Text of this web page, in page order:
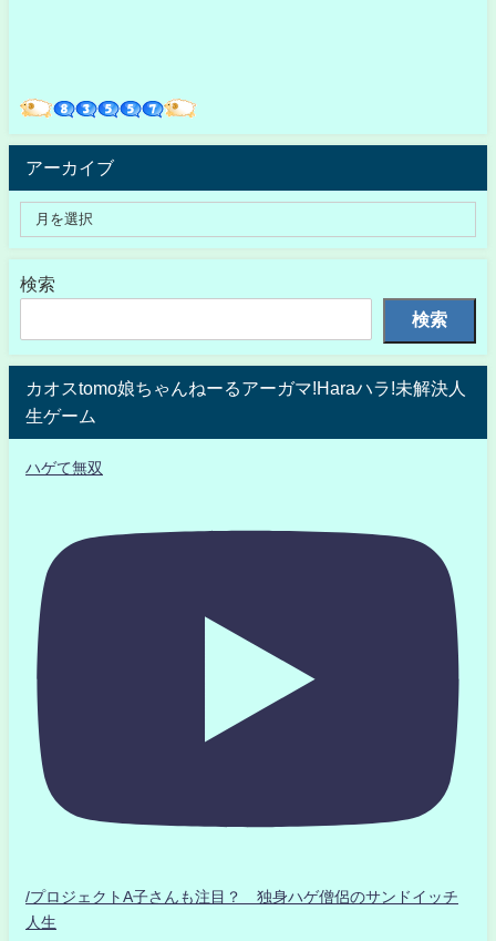
アーカイブ
検索
検索
カオスtomo娘ちゃんねーるアーガマ!Haraハラ!未解決人
生ゲーム
ハゲて無双
/プロジェクトA子さんも注目？ 独身ハゲ僧侶のサンドイッチ
人生